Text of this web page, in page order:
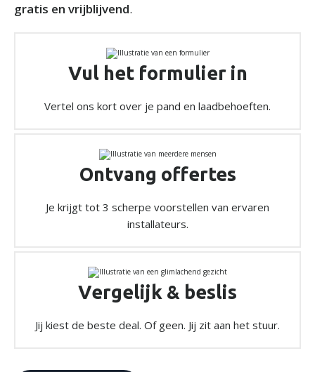
gratis en vrijblijvend.
Vul het formulier in
Vertel ons kort over je pand en laadbehoeften.
Ontvang offertes
Je krijgt tot 3 scherpe voorstellen van ervaren
installateurs.
Vergelijk & beslis
Jij kiest de beste deal. Of geen. Jij zit aan het stuur.